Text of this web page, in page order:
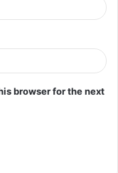
browser for the next